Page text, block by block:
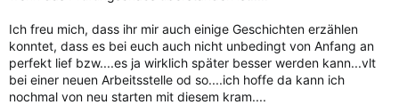
Ich freu mich, dass ihr mir auch einige Geschichten erzählen
konntet, dass es bei euch auch nicht unbedingt von Anfang an
perfekt lief bzw....es ja wirklich später besser werden kann...vlt
bei einer neuen Arbeitsstelle od so....ich hoffe da kann ich
nochmal von neu starten mit diesem kram....